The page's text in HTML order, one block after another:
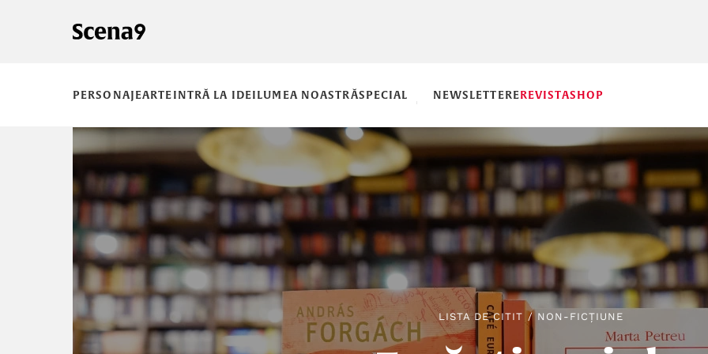
PERSONAJEARTEINTRĂ LA IDEILUMEA NOASTRĂSPECIAL NEWSLETTEREREVISTASHOP
LISTA DE CITIT / NON-FICȚIUNE